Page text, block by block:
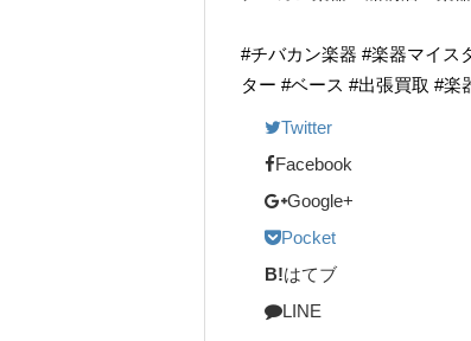
#チバカン楽器 #楽器マイス
ター #ベース #出張買取 #楽
Twitter
Facebook
Google+
Pocket
B!はてブ
LINE